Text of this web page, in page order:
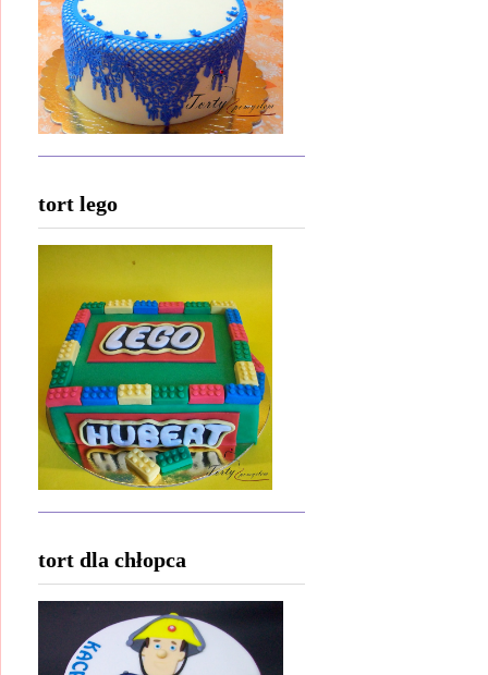
tort lego
tort dla chłopca